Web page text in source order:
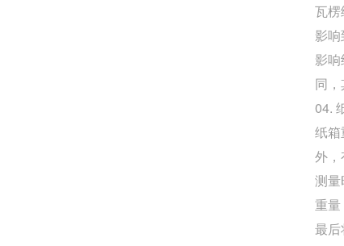
瓦
影
影
同
04.
纸
外，
测
重量
最后